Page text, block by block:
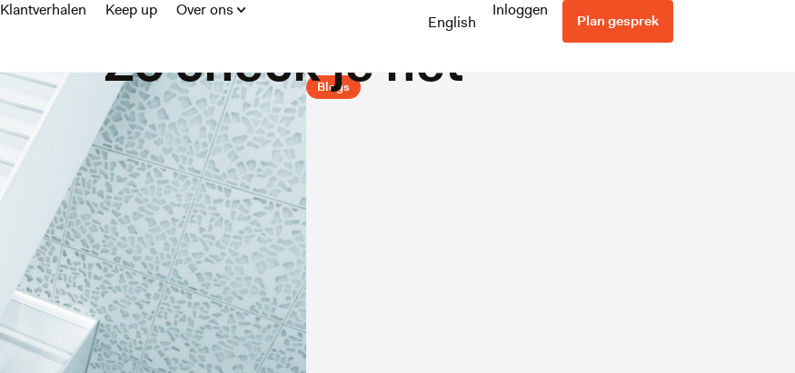
Klantverhalen Keep up Over ons
English
Inloggen
Plan gesprek
Blogs
Zo check je het